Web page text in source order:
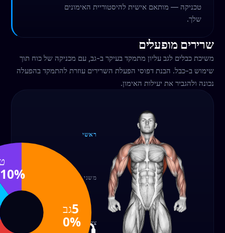
טכניקה — מותאם אישית להיסטוריית האימונים
שלך.
שרירים מופעלים
משיכת כבלים לגב עליון מתמקד בעיקר ב-גב, עם מכניקה של כוח תוך
שימוש ב-כבל. הבנת דפוסי הפעלת השרירים עוזרת להתמקד בהפעלה
נכונה ולהגביר את יעילות האימון.
ראשי
50%
משני
אמות
10%
ציוד 50%
גב
10%